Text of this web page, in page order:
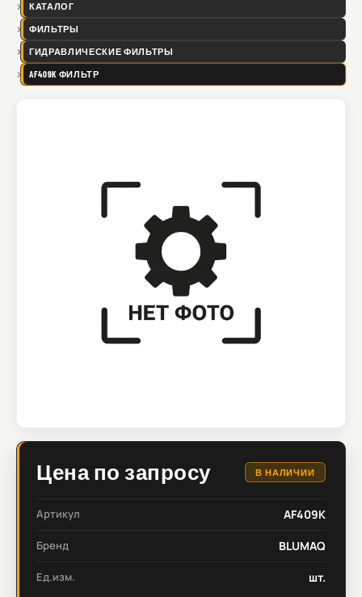
КАТАЛОГ
ФИЛЬТРЫ
ГИДРАВЛИЧЕСКИЕ ФИЛЬТРЫ
AF409K ФИЛЬТР
Цена по запросу В НАЛИЧИИ
Артикул AF409K
Бренд BLUMAQ
Ед.изм. шт.